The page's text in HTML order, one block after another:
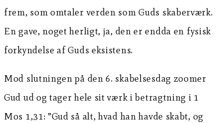
frem, som omtaler verden som Guds skaberværk.
En gave, noget herligt, ja, den er endda en fysisk
forkyndelse af Guds eksistens.
Mod slutningen på den 6. skabelsesdag zoomer
Gud ud og tager hele sit værk i betragtning i 1
Mos 1,31: ”Gud så alt, hvad han havde skabt, og